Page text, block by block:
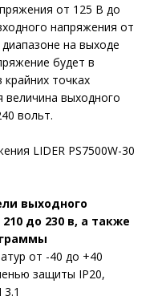
от 125 В до
напряжения от
на выходе
будет в
точках
величина выходного
вольт.
LIDER PS7500W-30
выходного
до 230 в, а также
от -40 до +40
защиты IP20,